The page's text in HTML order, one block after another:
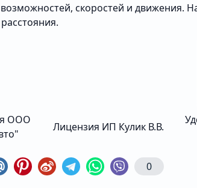
скоростей и движения.
ООО
Лицензия ИП Кулик В.В.
0